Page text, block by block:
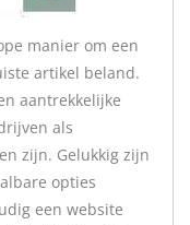
manier om een
artikel beland.
aantrekkelijke
als
zijn. Gelukkig zijn
opties
een website